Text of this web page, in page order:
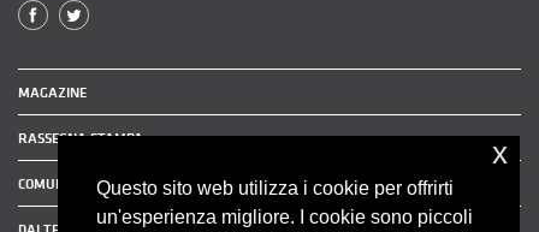
MAGAZINE
RASSEGNA STAMPA
COMUNICATI STAMPAQuesto sito web utilizza i cookie per offrirti
un'esperienza migliore. I cookie sono piccoli
x